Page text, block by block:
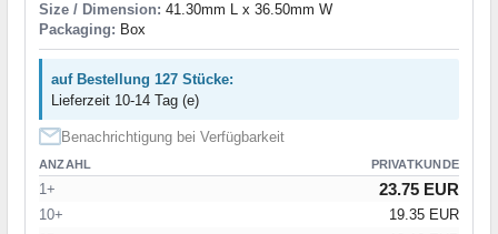
Size / Dimension: 41.30mm L x 36.50mm W
Packaging: Box
auf Bestellung 127 Stücke:
Lieferzeit 10-14 Tag (e)
Benachrichtigung bei Verfügbarkeit
ANZAHL PRIVATKUNDE
1+ 23.75 EUR
10+
19.35 EUR